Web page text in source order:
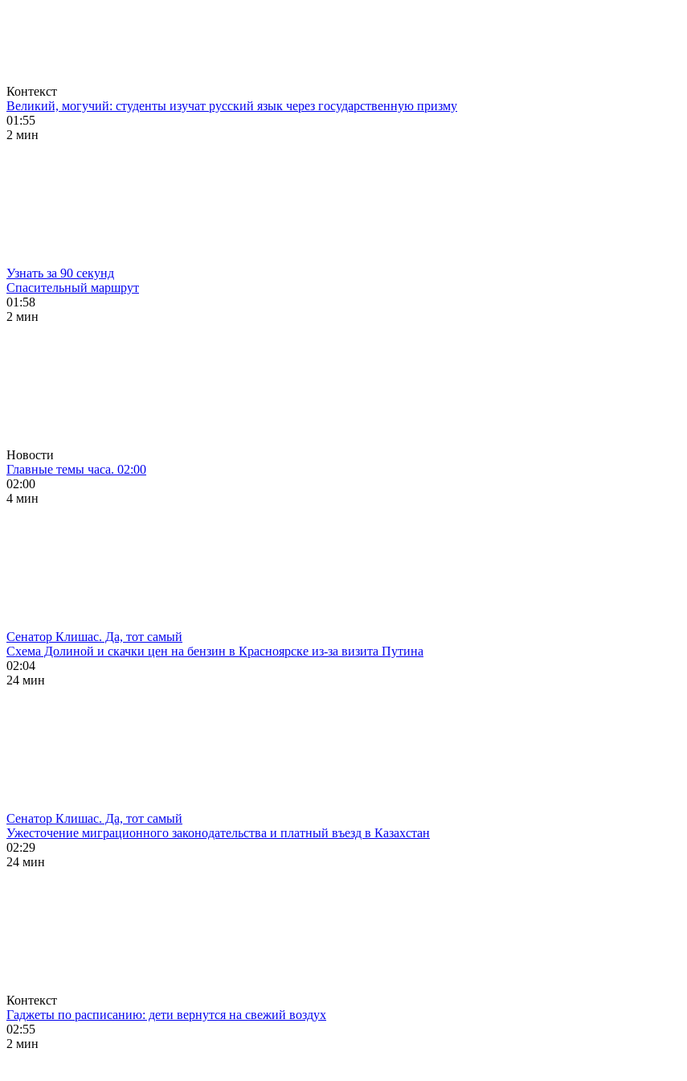
Контекст
Великий, могучий: студенты изучат русский язык через государственную призму
01:55
2 мин
Узнать за 90 секунд
Спасительный маршрут
01:58
2 мин
Новости
Главные темы часа. 02:00
02:00
4 мин
Сенатор Клишас. Да, тот самый
Схема Долиной и скачки цен на бензин в Красноярске из-за визита Путина
02:04
24 мин
Сенатор Клишас. Да, тот самый
Ужесточение миграционного законодательства и платный въезд в Казахстан
02:29
24 мин
Контекст
Гаджеты по расписанию: дети вернутся на свежий воздух
02:55
2 мин